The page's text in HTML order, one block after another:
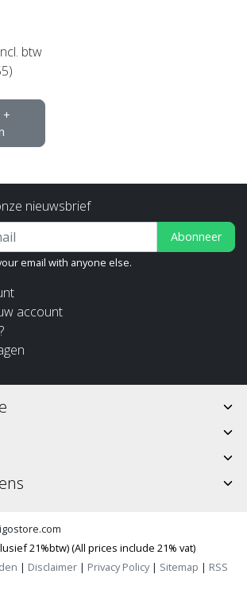
btw
+
nieuwsbrief
Abonneer
email with anyone else.
account
21%btw) (All prices include 21% vat)
| Disclaimer | Privacy Policy| Sitemap | RSS